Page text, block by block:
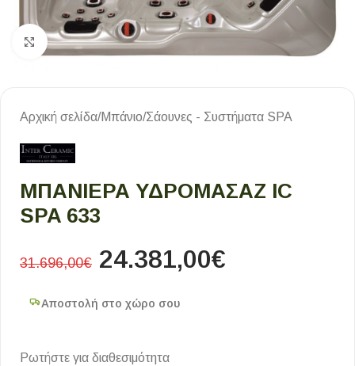
Κλικ για μεγέθυνση
Αρχική σελίδα/Μπάνιο/Σάουνες - Συστήματα SPA
ΜΠΑΝΙΈΡΑ ΥΔΡΟΜΑΣΆΖ IC
SPA 633
31.696,00€ 24.381,00€
Αποστολή στο χώρο σου
Ρωτήστε για διαθεσιμότητα